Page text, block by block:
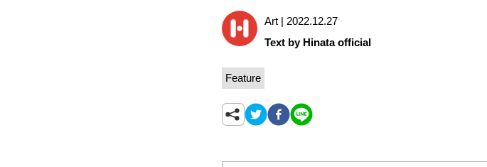
Art | 2022.12.27
Text by Hinata official
Feature